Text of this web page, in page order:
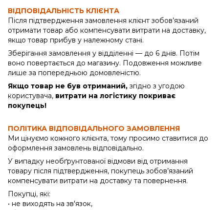
ВІДПОВІДАЛЬНІСТЬ КЛІЄНТА
Після підтвердження замовлення клієнт зобов’язаний
отримати товар або компенсувати витрати на доставку,
якщо товар прибув у належному стані.
Зберігання замовлення у відділенні — до 6 днів. Потім
воно повертається до магазину. Подовження можливе
лише за попередньою домовленістю.
Якщо товар не був отриманий, згідно з угодою
користувача, витрати на логістику покриває
покупець!
ПОЛІТИКА ВІДПОВІДАЛЬНОГО ЗАМОВЛЕННЯ
Ми цінуємо кожного клієнта, тому просимо ставитися до
оформлення замовлень відповідально.
У випадку необґрунтованої відмови від отримання
товару після підтвердження, покупець зобов’язаний
компенсувати витрати на доставку та повернення.
Покупці, які:
• не виходять на зв'язок,